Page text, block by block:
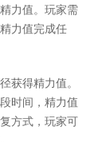
力值。玩家需
力值完成任
获得精力值。
时间，精力值
方式，玩家可